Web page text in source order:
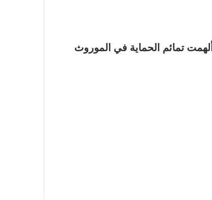
ألهمت تمائم الحماية في الموروث